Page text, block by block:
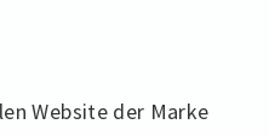
Website der Marke